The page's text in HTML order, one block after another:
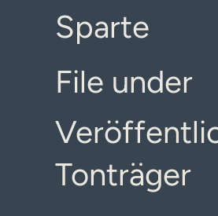
Sparte
File under
Tonträger